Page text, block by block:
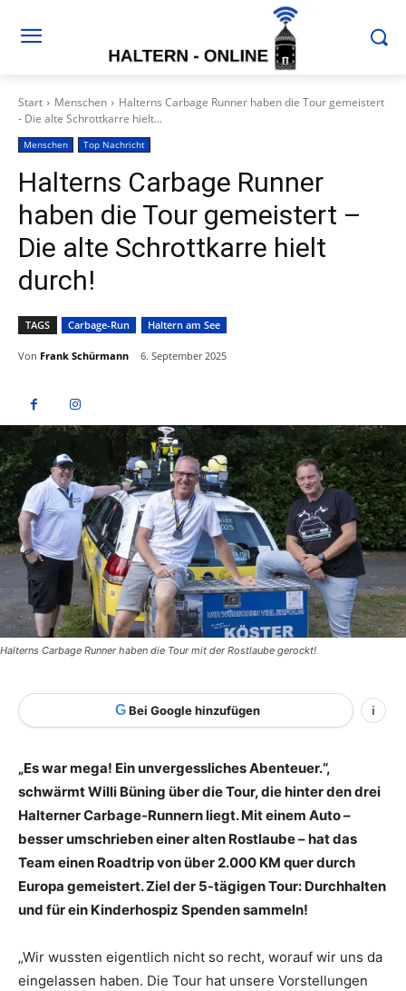
Start Menschen
Halterns Carbage Runner haben die Tour gemeistert
- Die alte Schrottkarre hielt...
Menschen Top Nachricht
Halterns Carbage Runner
haben die Tour gemeistert –
Die alte Schrottkarre hielt
durch!
TAGS Carbage-Run Haltern am See
Von Frank Schürmann 6. September 2025
Halterns Carbage Runner haben die Tour mit der Rostlaube gerockt!
G Bei Google hinzufügen i
„Es war mega! Ein unvergessliches Abenteuer.“,
schwärmt Willi Büning über die Tour, die hinter den drei
Halterner Carbage-Runnern liegt. Mit einem Auto –
besser umschrieben einer alten Rostlaube – hat das
Team einen Roadtrip von über 2.000 KM quer durch
Europa gemeistert. Ziel der 5-tägigen Tour: Durchhalten
und für ein Kinderhospiz Spenden sammeln!
„Wir wussten eigentlich nicht so recht, worauf wir uns da
eingelassen haben. Die Tour hat unsere Vorstellungen